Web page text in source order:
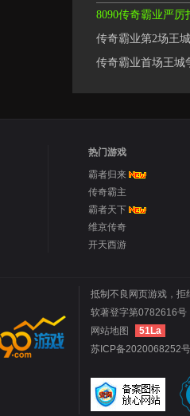
8090传奇霸业严
传奇霸业第2场王
传奇霸业首场王城
热门游戏
霸者归来
传奇霸主
霸者天下
维京传奇
开天西游
抵制不良网页游戏，拒
软著登字第0782616
网站地图
51La
苏ICP备2020068252